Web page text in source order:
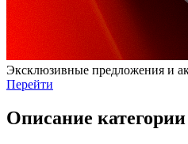
Эксклюзивные предложения и
Перейти
Описание